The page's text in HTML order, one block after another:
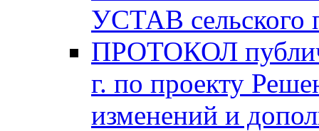
УСТАВ сельского
ПРОТОКОЛ
г. по проекту
изменений и